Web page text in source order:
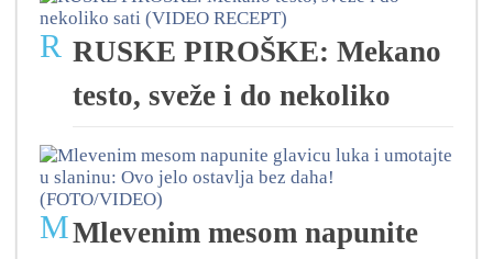
R RUSKE PIROŠKE: Mekano
testo, sveže i do nekoliko
MMlevenim mesom napunite